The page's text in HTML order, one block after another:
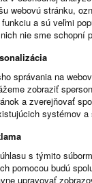
vyberte
webovú stránku,
a sú veľmi
nie sme schopní
správania na
zobraziť
a zverejňovať
systémov
s týmito
pomocou budú
upravovať